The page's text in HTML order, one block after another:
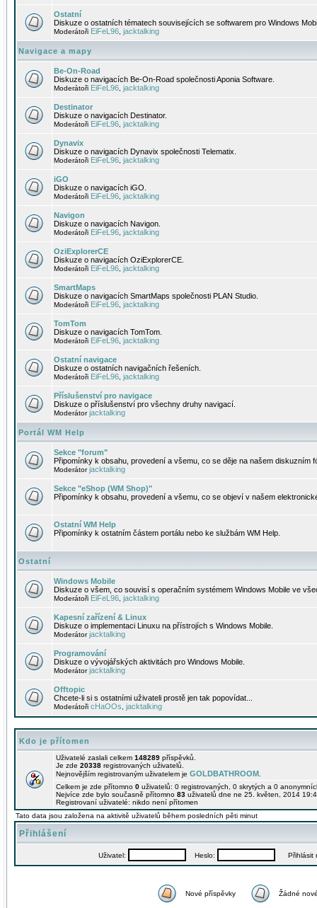
Ostatní
Diskuze o ostatních tématech souvisejících se softwarem pro Windows
Moderátoři EiFeL96 jacktalking
Navigace a mapy
Be-On-Road
Diskuze o navigacích Be-On-Road společnosti Aponia Software.
Moderátoři EiFeL96 jacktalking
Destinator
Diskuze o navigacích Destinator.
Moderátoři EiFeL96 jacktalking
Dynavix
Diskuze o navigacích Dynavix společnosti Telematix.
Moderátoři EiFeL96 jacktalking
iGO
Diskuze o navigacích iGO.
Moderátoři EiFeL96 jacktalking
Navigon
Diskuze o navigacích Navigon.
Moderátoři EiFeL96 jacktalking
OziExplorerCE
Diskuze o navigacích OziExplorerCE.
Moderátoři EiFeL96 jacktalking
SmartMaps
Diskuze o navigacích SmartMaps společnosti PLAN Studio.
Moderátoři EiFeL96 jacktalking
TomTom
Diskuze o navigacích TomTom.
Moderátoři EiFeL96 jacktalking
Ostatní navigace
Diskuze o ostatních navigačních řešeních.
Moderátoři EiFeL96 jacktalking
Příslušenství pro navigace
Diskuze o příslušenství pro všechny druhy navigací.
Moderátorjacktalking
Portál WM Help
Sekce "forum"
Připomínky k obsahu, provedení a všemu, co se děje na našem diskuzním
Moderátorjacktalking
Sekce "eShop (WM Shop)"
Připomínky k obsahu, provedení a všemu, co se objeví v našem
Ostatní WM Help
Připomínky k ostatním částem portálu nebo ke službám WM Help.
Ostatní
Windows Mobile
Diskuze o všem, co souvisí s operačním systémem Windows Mobile ve
Moderátoři EiFeL96 jacktalking
Kapesní zařízení & Linux
Diskuze o implementaci Linuxu na přístrojích s Windows Mobile.
Moderátorjacktalking
Programování
Diskuze o vývojářských aktivitách pro Windows Mobile.
Moderátorjacktalking
Offtopic
Chcete-li si s ostatními uživateli prostě jen tak popovídat...
Moderátoři cHaOOs jacktalking
Kdo je přítomen
Uživatelé zaslali celkem 148289 příspěvků.
Je zde 20338 registrovaných uživatelů.
Nejnovějším registrovaným uživatelem je GOLDBATHROOM
Celkem je zde přítomno 0 uživatelů: 0 registrovaných, 0 skrytých a 0
Nejvíce zde bylo současně přítomno 83 uživatelů dne ne 25. květen, 2014
Registrovaní uživatelé: nikdo není přítomen
Tato data jsou založena na aktivitě uživatelů během posledních pěti minut
Přihlášení
Uživatel: Heslo: Přihlásit
Nové příspěvky Žádné